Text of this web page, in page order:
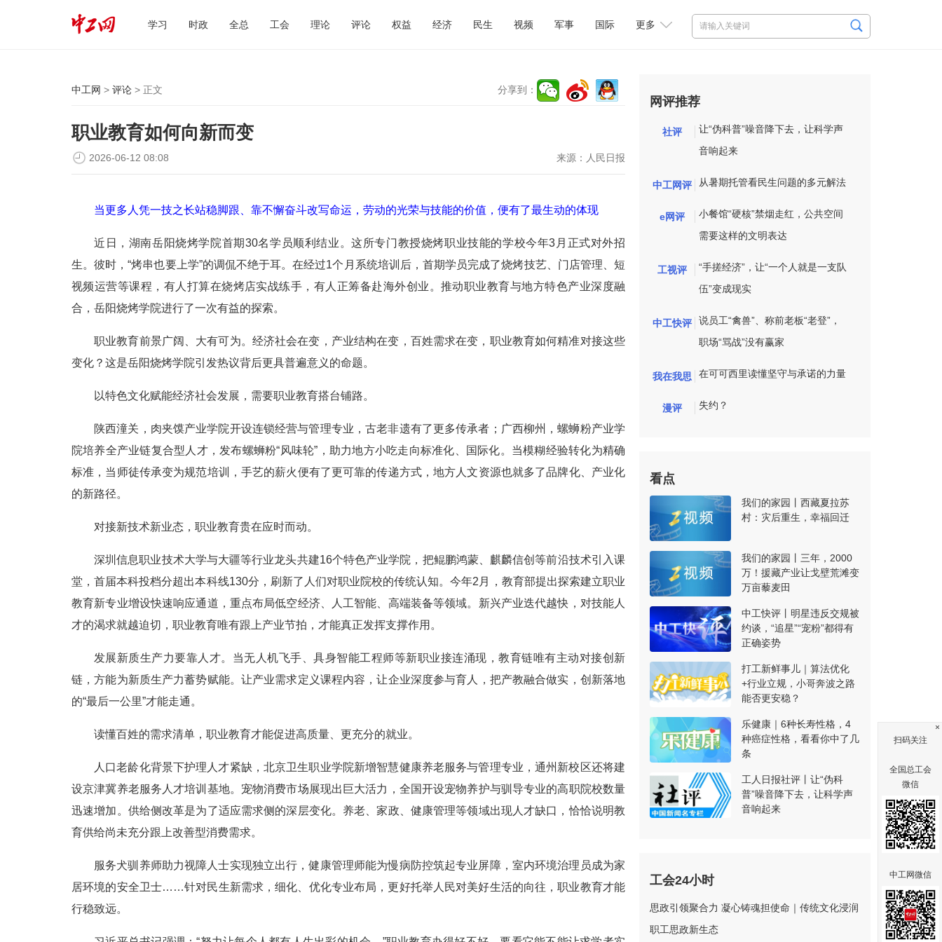
学习 时政 全总 工会 理论 评论 权益 经济 民生 视频 军事 国际 更多
中工网 > 评论 > 正文 分享到：
职业教育如何向新而变
来源： 人民日报
2026-06-12 08:08
当更多人凭一技之长站稳脚跟、靠不懈奋斗改写命运，劳动的光荣与技能的价值，便有了最生动的体现
近日，湖南岳阳烧烤学院首期30名学员顺利结业。这所专门教授烧烤职业技能的学校今年3月正式对外招
生。彼时，“烤串也要上学”的调侃不绝于耳。在经过1个月系统培训后，首期学员完成了烧烤技艺、门店管理、短
视频运营等课程，有人打算在烧烤店实战练手，有人正筹备赴海外创业。推动职业教育与地方特色产业深度融
合，岳阳烧烤学院进行了一次有益的探索。
职业教育前景广阔、大有可为。经济社会在变，产业结构在变，百姓需求在变，职业教育如何精准对接这些
变化？这是岳阳烧烤学院引发热议背后更具普遍意义的命题。
以特色文化赋能经济社会发展，需要职业教育搭台铺路。
陕西潼关，肉夹馍产业学院开设连锁经营与管理专业，古老非遗有了更多传承者；广西柳州，螺蛳粉产业学
院培养全产业链复合型人才，发布螺蛳粉“风味轮”，助力地方小吃走向标准化、国际化。当模糊经验转化为精确
标准，当师徒传承变为规范培训，手艺的薪火便有了更可靠的传递方式，地方人文资源也就多了品牌化、产业化
的新路径。
对接新技术新业态，职业教育贵在应时而动。
深圳信息职业技术大学与大疆等行业龙头共建16个特色产业学院，把鲲鹏鸿蒙、麒麟信创等前沿技术引入课
堂，首届本科投档分超出本科线130分，刷新了人们对职业院校的传统认知。今年2月，教育部提出探索建立职业
教育新专业增设快速响应通道，重点布局低空经济、人工智能、高端装备等领域。新兴产业迭代越快，对技能人
才的渴求就越迫切，职业教育唯有跟上产业节拍，才能真正发挥支撑作用。
发展新质生产力要靠人才。当无人机飞手、具身智能工程师等新职业接连涌现，教育链唯有主动对接创新
链，方能为新质生产力蓄势赋能。让产业需求定义课程内容，让企业深度参与育人，把产教融合做实，创新落地
的“最后一公里”才能走通。
读懂百姓的需求清单，职业教育才能促进高质量、更充分的就业。
人口老龄化背景下护理人才紧缺，北京卫生职业学院新增智慧健康养老服务与管理专业，通州新校区还将建
设京津冀养老服务人才培训基地。宠物消费市场展现出巨大活力，全国开设宠物养护与驯导专业的高职院校数量
迅速增加。供给侧改革是为了适应需求侧的深层变化。养老、家政、健康管理等领域出现人才缺口，恰恰说明教
育供给尚未充分跟上改善型消费需求。
服务犬驯养师助力视障人士实现独立出行，健康管理师能为慢病防控筑起专业屏障，室内环境治理员成为家
居环境的安全卫士……针对民生新需求，细化、优化专业布局，更好托举人民对美好生活的向往，职业教育才能
行稳致远。
网评推荐
社评
让“伪科普”噪音降下去，让科学声
音响起来
中工网评 从暑期托管看民生问题的多元解法
e网评
小餐馆“硬核”禁烟走红，公共空间
需要这样的文明表达
工视评
“手搓经济”，让“一个人就是一支队
伍”变成现实
中工快评
说员工“禽兽”、称前老板“老登”，
职场“骂战”没有赢家
我在我思 在可可西里读懂坚守与承诺的力量
漫评 失约？
看点
我们的家园丨西藏夏拉苏
村：灾后重生，幸福回迁
我们的家园丨三年，2000
万！援藏产业让戈壁荒滩变
万亩藜麦田
中工快评丨明星违反交规被
约谈，“追星”“宠粉”都得有
正确姿势
打工新鲜事儿｜算法优化
+行业立规，小哥奔波之路
能否更安稳？
乐健康｜6种长寿性格，4
种癌症性格，看看你中了几
条
工人日报社评丨让“伪科
普”噪音降下去，让科学声
音响起来
工会24小时
思政引领聚合力 凝心铸魂担使命｜传统文化浸润
职工思政新生态
扫码关注
全国总工会
微信
中工网微信
×